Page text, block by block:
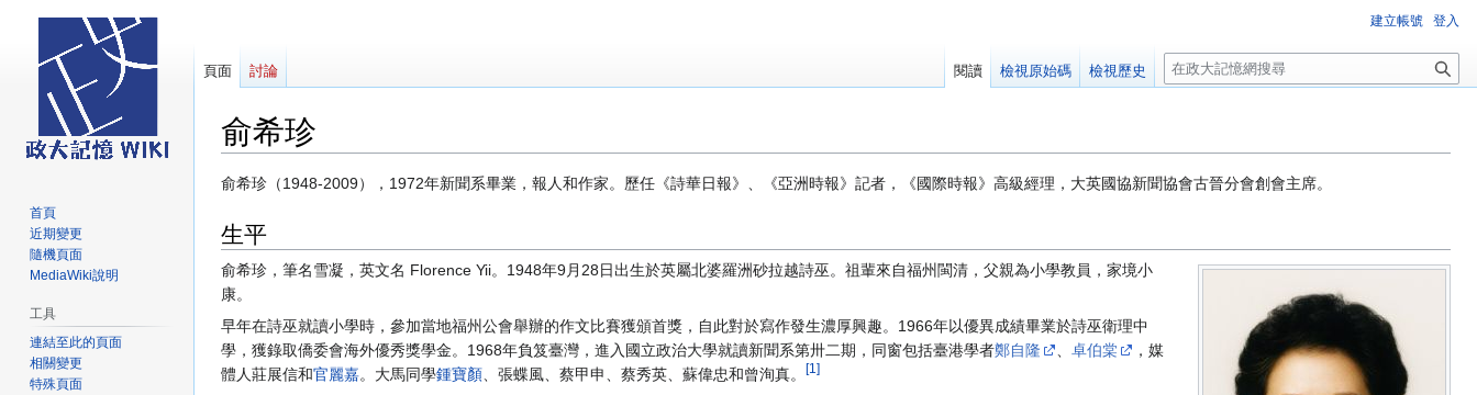
俞希珍
跳
導
覽
跳
搜
尋
俞希珍（1948-2009），1972年新聞系畢業，報人和作家。歷任《詩華日報》、《亞洲時報》記者，《國際時報》高級經理，大英國協新聞協會古晉分會創會主席。
生平
俞希珍，筆名雪凝，英文名 Florence Yii。1948年9月28日出生於英屬北婆羅洲砂拉越詩巫。祖輩來自福州閩清，父親為小學教員，家境小
康。
早年在詩巫就讀小學時，參加當地福州公會舉辦的作文比賽獲頒首獎，自此對於寫作發生濃厚興趣。1966年以優異成績畢業於詩巫衛理中
學，獲錄取僑委會海外優秀獎學金。1968年負笈臺灣，進入國立政治大學就讀新聞系第卅二期，同窗包括臺港學者鄭自隆 、 卓伯棠
，媒
體人莊展信和官麗嘉。大馬同學鍾寶顏、張蝶風、蔡甲申、蔡秀英、蘇偉忠和曾洵真。 [1]
建立帳號 登入
頁面 討論 閱讀 檢視原始碼 檢視歷史
搜
尋
首頁
近期變更
隨機頁面
MediaWiki說明
工具
連結至此的頁面
相關變更
特殊頁面